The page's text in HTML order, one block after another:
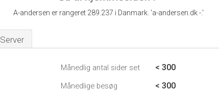
A-andersen er rangeret 289.237 i Danmark. 'a-andersen.dk -.'
Server
Månedlig antal sider set < 300
Månedlige besøg < 300